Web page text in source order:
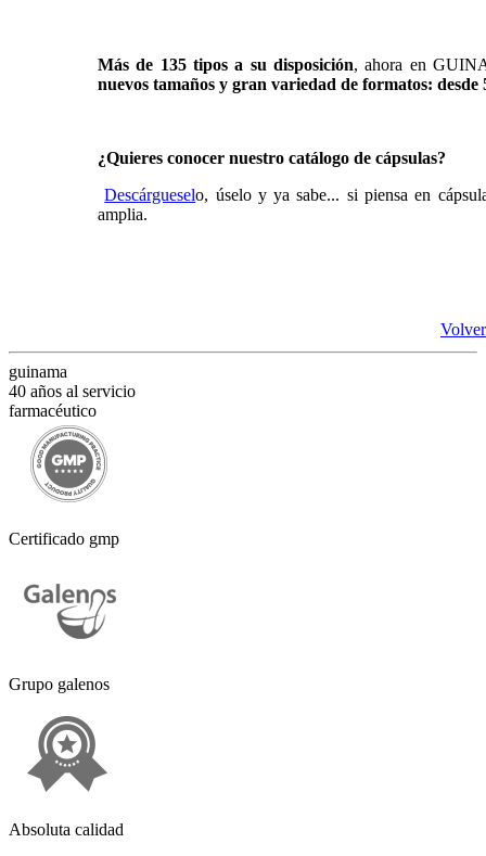
Más de 135 tipos a su disposición, ahora en
nuevos tamaños y gran variedad de formatos:
¿Quieres conocer nuestro catálogo de cápsulas?
Descárgueselo, úselo y ya sabe... si piensa en
amplia.
guinama
40 años al servicio
farmacéutico
Certificado gmp
Grupo galenos
Absoluta calidad